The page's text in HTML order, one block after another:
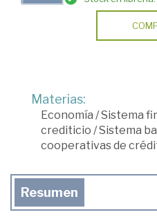
Materias:
Economía /Sistema
crediticio /Sistema
cooperativas de
Resumen